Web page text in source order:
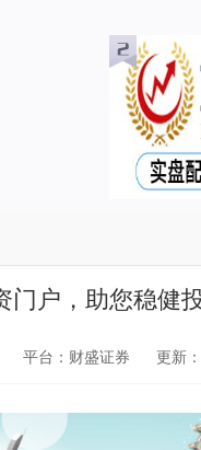
户，助您稳健
平台：财盛证券 更新